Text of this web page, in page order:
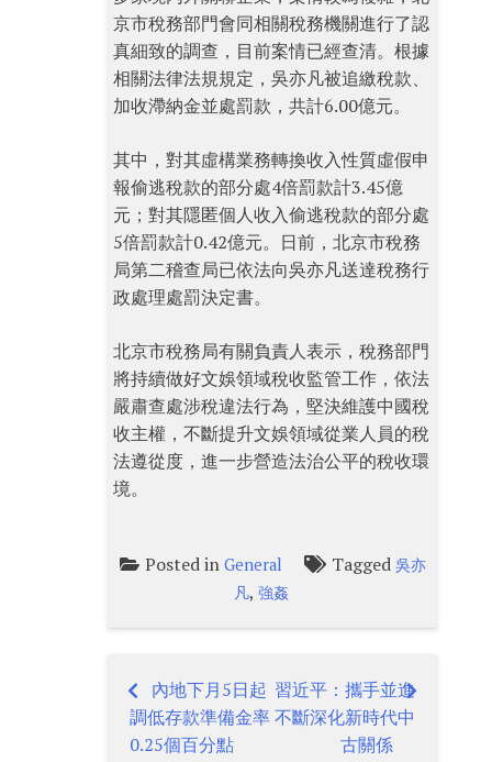
京市稅務部門會同相關稅務機關進行了認
真細致的調查，目前案情已經查清。根據
相關法律法規規定，吳亦凡被追繳稅款、
加收滯納金並處罰款，共計6.00億元。
其中，對其虛構業務轉換收入性質虛假申
報偷逃稅款的部分處4倍罰款計3.45億
元；對其隱匿個人收入偷逃稅款的部分處
5倍罰款計0.42億元。日前，北京市稅務
局第二稽查局已依法向吳亦凡送達稅務行
政處理處罰決定書。
北京市稅務局有關負責人表示，稅務部門
將持續做好文娛領域稅收監管工作，依法
嚴肅查處涉稅違法行為，堅決維護中國稅
收主權，不斷提升文娛領域從業人員的稅
法遵從度，進一步營造法治公平的稅收環
境。
Posted in General Tagged 吳亦
凡,強姦
Post
navigation
內地下月5日起
調低存款準備金率
0.25個百分點
習近平：攜手並進
不斷深化新時代中
古關係